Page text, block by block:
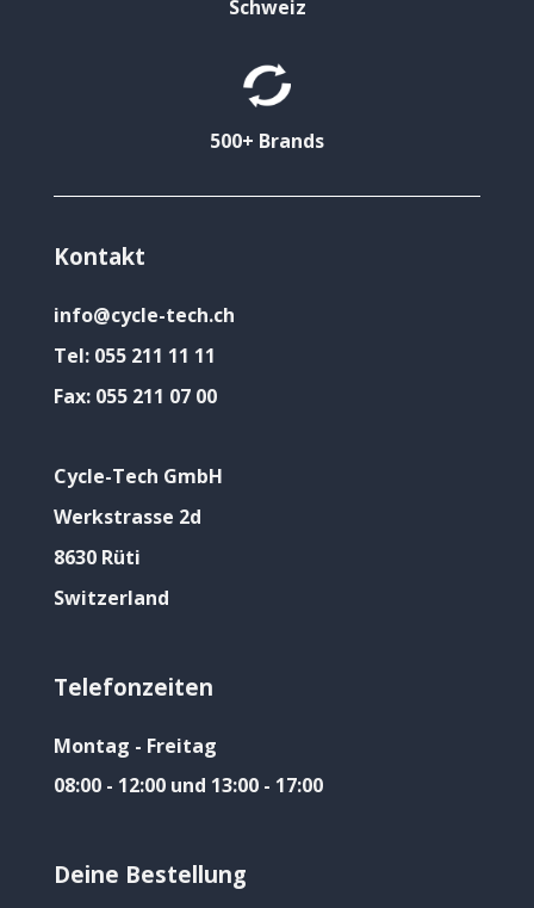
Schweiz
500+ Brands
Kontakt
info@cycle-tech.ch
Tel: 055 211 11 11
Fax: 055 211 07 00
Cycle-Tech GmbH
Werkstrasse 2d
8630 Rüti
Switzerland
Telefonzeiten
Montag - Freitag
08:00 - 12:00 und 13:00 - 17:00
Deine Bestellung